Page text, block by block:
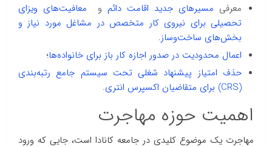
معرفی مسیرهای جدید اقامت دائم و
معافیت‌های ویزای
تحصیلی برای نیروی کار متخصص در مشاغل مورد نیاز و
بخش‌های ساخت‌وساز.
اعمال محدودیت‌ در صدور اجازه کار باز برای خانواده‌ها؛
حذف امتیاز پیشنهاد شغلی تحت سیستم جامع رتبه‌بندی
(CRS) برای متقاضیان اکسپرس انتری
.
اهمیت حوزه مهاجرت
مهاجرت یک موضوع کلیدی در جامعه کانادا است، جایی که ورود